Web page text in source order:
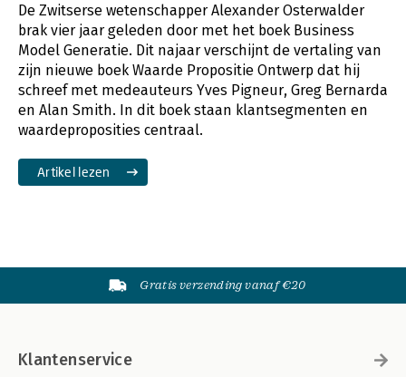
De Zwitserse wetenschapper Alexander Osterwalder
brak vier jaar geleden door met het boek Business
Model Generatie. Dit najaar verschijnt de vertaling van
zijn nieuwe boek Waarde Propositie Ontwerp dat hij
schreef met medeauteurs Yves Pigneur, Greg Bernarda
en Alan Smith. In dit boek staan klantsegmenten en
waardeproposities centraal.
Artikel lezen
Gratis verzending vanaf €20
Klantenservice